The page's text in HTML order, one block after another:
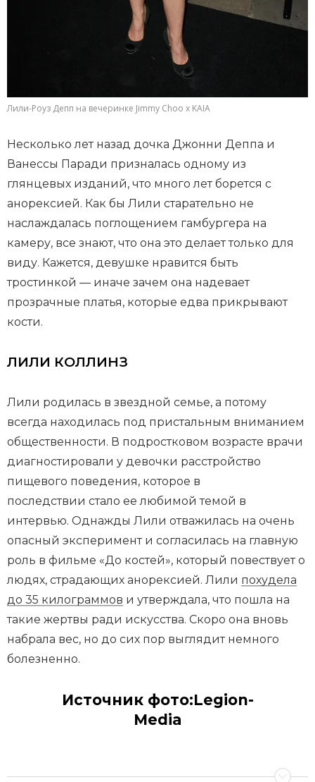
Лили-Роуз Депп на вечеринке Jimmy Choo x KAIA
Несколько лет назад дочка Джонни Деппа и
Ванессы Паради призналась одному из
глянцевых изданий, что много лет борется с
анорексией. Как бы Лили старательно не
наслаждалась поглощением гамбургера на
камеру, все знают, что она это делает только для
виду. Кажется, девушке нравится быть
тростинкой — иначе зачем она надевает
прозрачные платья, которые едва прикрывают
кости.
ЛИЛИ КОЛЛИНЗ
Лили родилась в звездной семье, а потому
всегда находилась под пристальным вниманием
общественности. В подростковом возрасте врачи
диагностировали у девочки расстройство
пищевого поведения, которое в
последствии стало ее любимой темой в
интервью. Однажды Лили отважилась на очень
опасный эксперимент и согласилась на главную
роль в фильме «До костей», который повествует о
людях, страдающих анорексией. Лили похудела
до 35 килограммов и утверждала, что пошла на
такие жертвы ради искусства. Скоро она вновь
набрала вес, но до сих пор выглядит немного
болезненно.
Источник фото:Legion-
Media